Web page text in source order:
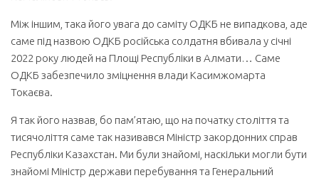
Між іншим, така його увага до саміту ОДКБ не випадкова, аде
саме під назвою ОДКБ російська солдатня вбивала у січні
2022 року людей на Площі Республіки в Алмати… Саме
ОДКБ забезпечило зміцнення влади Касимжомарта
Токаєва.
Я так його назвав, бо пам’ятаю, що на початку століття та
тисячоліття саме так називався Міністр закордонних справ
Республіки Казахстан. Ми були знайомі, наскільки могли бути
знайомі Міністр держави перебування та Генеральний